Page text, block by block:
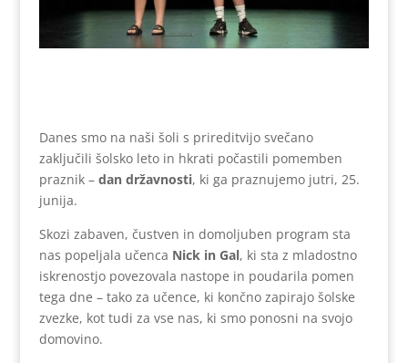
Danes smo na naši šoli s prireditvijo svečano
zaključili šolsko leto in hkrati počastili pomemben
praznik – dan državnosti, ki ga praznujemo jutri, 25.
junija.
Skozi zabaven, čustven in domoljuben program sta
nas popeljala učenca Nick in Gal, ki sta z mladostno
iskrenostjo povezovala nastope in poudarila pomen
tega dne – tako za učence, ki končno zapirajo šolske
zvezke, kot tudi za vse nas, ki smo ponosni na svojo
domovino.